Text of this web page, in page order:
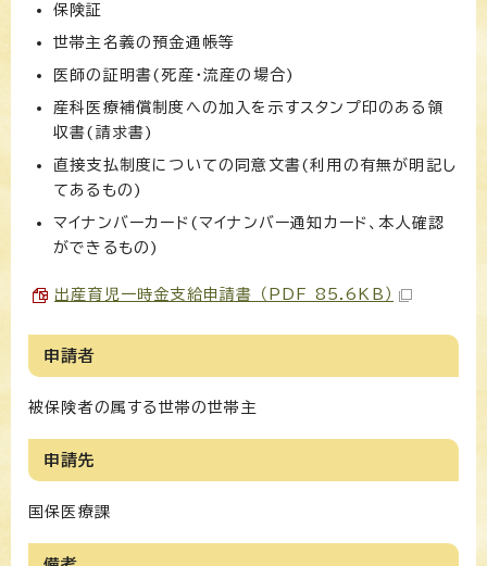
保険証
世帯主名義の預金通帳等
医師の証明書(死産・流産の場合)
産科医療補償制度への加入を示すスタンプ印のある領
収書(請求書)
直接支払制度についての同意文書(利用の有無が明記し
てあるもの)
マイナンバーカード(マイナンバー通知カード、本人確認
ができるもの)
出産育児一時金支給申請書 （PDF 85.6KB）
申請者
被保険者の属する世帯の世帯主
申請先
国保医療課